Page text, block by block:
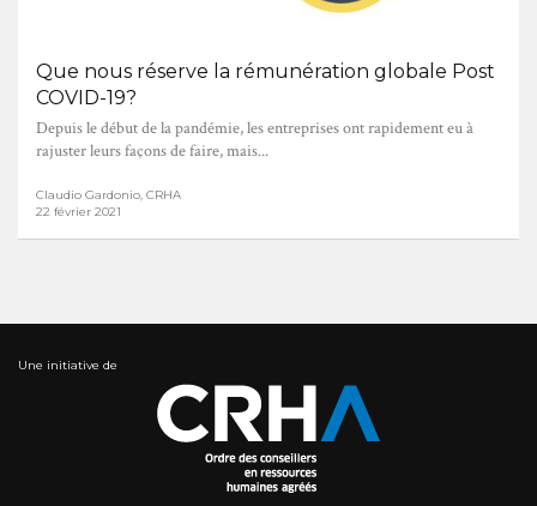
Que nous réserve la rémunération globale Post
COVID-19?
Depuis le début de la pandémie, les entreprises ont rapidement eu à
rajuster leurs façons de faire, mais...
Claudio Gardonio, CRHA
22 février 2021
Une initiative de